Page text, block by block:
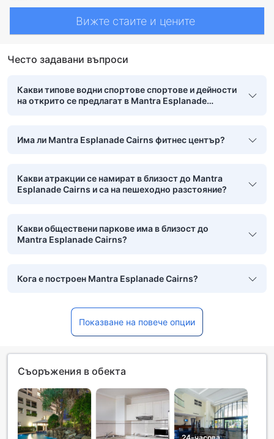
Вижте стаите и цените
Често задавани въпроси
Какви типове водни спортове спортове и дейности
на открито се предлагат в Mantra Esplanade
Има ли Mantra Esplanade Cairns фитнес център?
Какви атракции се намират в близост до Mantra
Esplanade Cairns и са на пешеходно разстояние?
Какви обществени паркове има в близост до
Mantra Esplanade Cairns?
Кога е построен Mantra Esplanade Cairns?
Показване на повече опции
Съоръжения в обекта